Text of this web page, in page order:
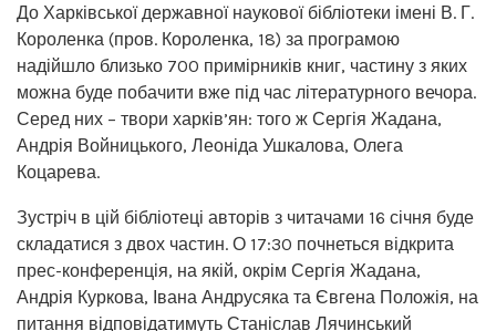
До Харківської державної наукової бібліотеки імені В. Г.
Короленка (пров. Короленка, 18) за програмою
надійшло близько 700 примірників книг, частину з яких
можна буде побачити вже під час літературного вечора.
Серед них – твори харків’ян: того ж Сергія Жадана,
Андрія Войницького, Леоніда Ушкалова, Олега
Коцарева.
Зустріч в цій бібліотеці авторів з читачами 16 січня буде
складатися з двох частин. О 17:30 почнеться відкрита
прес-конференція, на якій, окрім Сергія Жадана,
Андрія Куркова, Івана Андрусяка та Євгена Положія, на
питання відповідатимуть Станіслав Лячинський